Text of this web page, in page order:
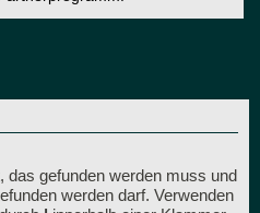
das gefunden werden muss und
werden darf. Verwenden